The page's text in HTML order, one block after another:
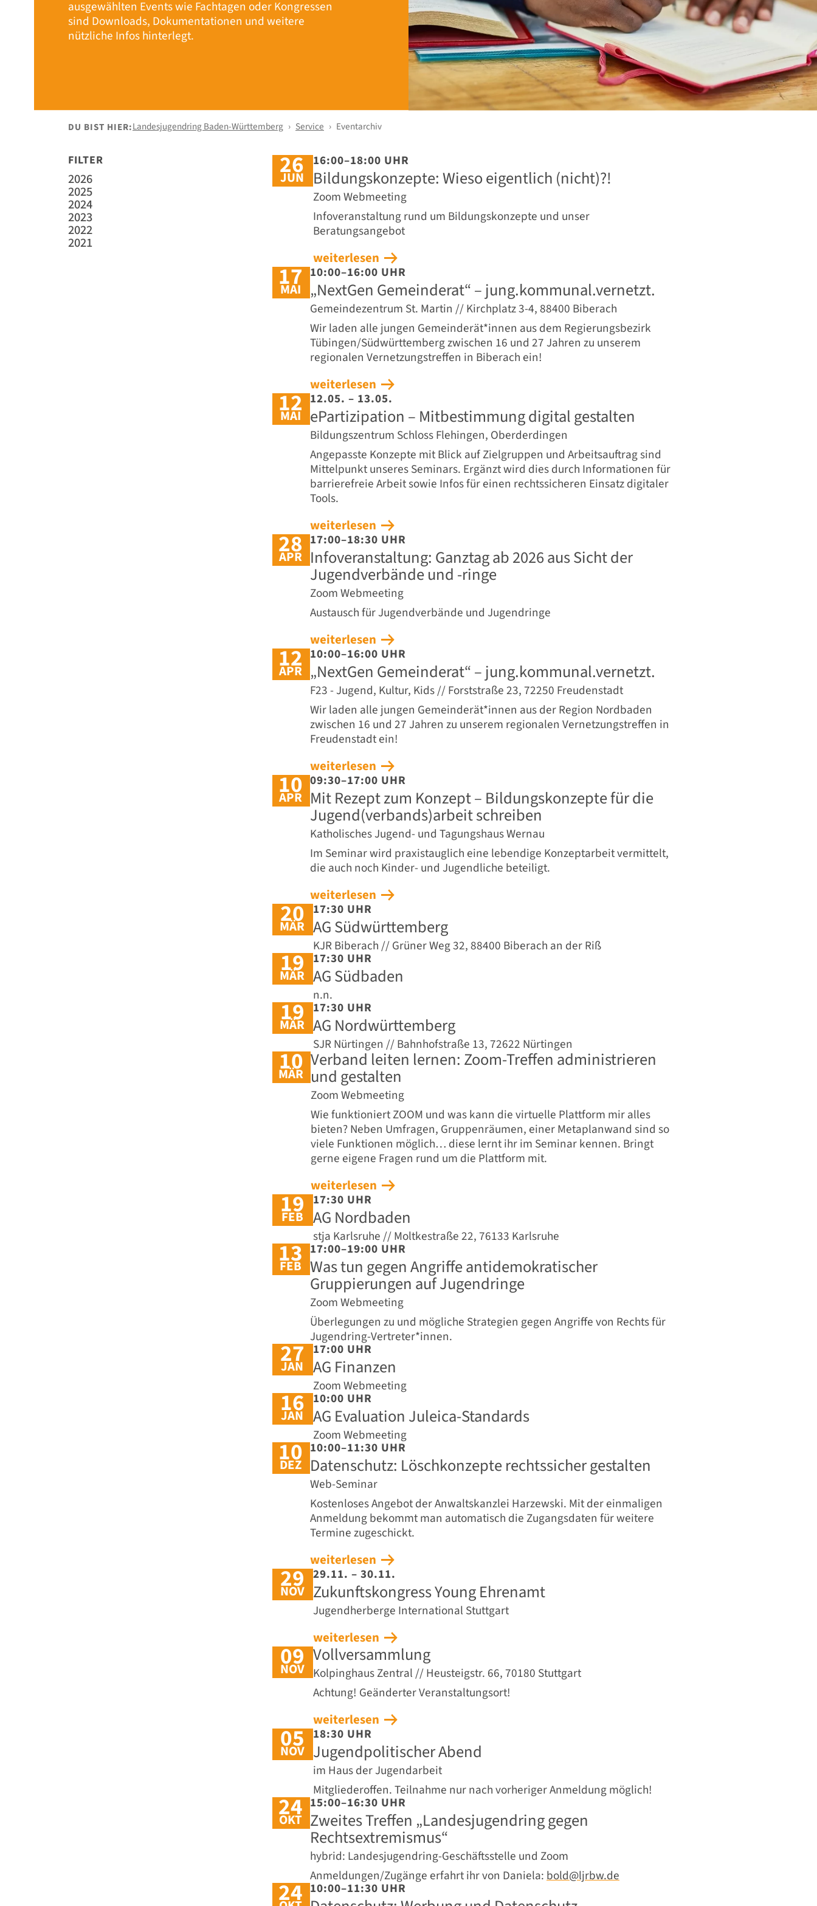
ausgewählten Events wie Fachtagen oder Kongressen
sind Downloads, Dokumentationen und weitere
nützliche Infos hinterlegt.
DU BIST HIER:Landesjugendring Baden-Württemberg Service Eventarchiv
FILTER
2026
2025
2024
2023
2022
2021
26
JUN
16:00–18:00 UHR
Bildungskonzepte: Wieso eigentlich (nicht)?!
Zoom Webmeeting
Infoveranstaltung rund um Bildungskonzepte und unser
Beratungsangebot
weiterlesen
17
MAI
10:00–16:00 UHR
„NextGen Gemeinderat“ – jung.kommunal.vernetzt.
Gemeindezentrum St. Martin // Kirchplatz 3-4, 88400 Biberach
Wir laden alle jungen Gemeinderät*innen aus dem Regierungsbezirk
Tübingen/Südwürttemberg zwischen 16 und 27 Jahren zu unserem
regionalen Vernetzungstreffen in Biberach ein!
weiterlesen
12
MAI
12.05. – 13.05.
ePartizipation – Mitbestimmung digital gestalten
Bildungszentrum Schloss Flehingen, Oberderdingen
Angepasste Konzepte mit Blick auf Zielgruppen und Arbeitsauftrag sind
Mittelpunkt unseres Seminars. Ergänzt wird dies durch Informationen für
barrierefreie Arbeit sowie Infos für einen rechtssicheren Einsatz digitaler
Tools.
weiterlesen
28
APR
17:00–18:30 UHR
Infoveranstaltung: Ganztag ab 2026 aus Sicht der
Jugendverbände und -ringe
Zoom Webmeeting
Austausch für Jugendverbände und Jugendringe
weiterlesen
12
APR
10:00–16:00 UHR
„NextGen Gemeinderat“ – jung.kommunal.vernetzt.
F23 - Jugend, Kultur, Kids // Forststraße 23, 72250 Freudenstadt
Wir laden alle jungen Gemeinderät*innen aus der Region Nordbaden
zwischen 16 und 27 Jahren zu unserem regionalen Vernetzungstreffen in
Freudenstadt ein!
weiterlesen
10
APR
09:30–17:00 UHR
Mit Rezept zum Konzept – Bildungskonzepte für die
Jugend(verbands)arbeit schreiben
Katholisches Jugend- und Tagungshaus Wernau
Im Seminar wird praxistauglich eine lebendige Konzeptarbeit vermittelt,
die auch noch Kinder- und Jugendliche beteiligt.
weiterlesen
20
MÄR
17:30 UHR
AG Südwürttemberg
KJR Biberach // Grüner Weg 32, 88400 Biberach an der Riß
19
MÄR
17:30 UHR
AG Südbaden
n.n.
19
MÄR
17:30 UHR
AG Nordwürttemberg
SJR Nürtingen // Bahnhofstraße 13, 72622 Nürtingen
10
MÄR
Verband leiten lernen: Zoom-Treffen administrieren
und gestalten
Zoom Webmeeting
Wie funktioniert ZOOM und was kann die virtuelle Plattform mir alles
bieten? Neben Umfragen, Gruppenräumen, einer Metaplanwand sind so
viele Funktionen möglich… diese lernt ihr im Seminar kennen. Bringt
gerne eigene Fragen rund um die Plattform mit.
weiterlesen
19
FEB
17:30 UHR
AG Nordbaden
stja Karlsruhe // Moltkestraße 22, 76133 Karlsruhe
13
FEB
17:00–19:00 UHR
Was tun gegen Angriffe antidemokratischer
Gruppierungen auf Jugendringe
Zoom Webmeeting
Überlegungen zu und mögliche Strategien gegen Angriffe von Rechts für
Jugendring-Vertreter*innen.
27
JAN
17:00 UHR
AG Finanzen
Zoom Webmeeting
16
JAN
10:00 UHR
AG Evaluation Juleica-Standards
Zoom Webmeeting
10
DEZ
10:00–11:30 UHR
Datenschutz: Löschkonzepte rechtssicher gestalten
Web-Seminar
Kostenloses Angebot der Anwaltskanzlei Harzewski. Mit der einmaligen
Anmeldung bekommt man automatisch die Zugangsdaten für weitere
Termine zugeschickt.
weiterlesen
29
NOV
29.11. – 30.11.
Zukunftskongress Young Ehrenamt
Jugendherberge International Stuttgart
weiterlesen
09
NOV
Vollversammlung
Kolpinghaus Zentral // Heusteigstr. 66, 70180 Stuttgart
Achtung! Geänderter Veranstaltungsort!
weiterlesen
05
NOV
18:30 UHR
Jugendpolitischer Abend
im Haus der Jugendarbeit
Mitgliederoffen. Teilnahme nur nach vorheriger Anmeldung möglich!
24
OKT
15:00–16:30 UHR
Zweites Treffen „Landesjugendring gegen
Rechtsextremismus“
hybrid: Landesjugendring-Geschäftsstelle und Zoom
Anmeldungen/Zugänge erfahrt ihr von Daniela:bold@ljrbw.de
24 10:00–11:30 UHR